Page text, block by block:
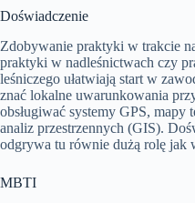
Doświadczenie
Zdobywanie praktyki w trakcie
praktyki w nadleśnictwach czy
leśniczego ułatwiają start w
znać lokalne uwarunkowania
obsługiwać systemy GPS, mapy
analiz przestrzennych (GIS).
odgrywa tu równie dużą rolę jak
MBTI